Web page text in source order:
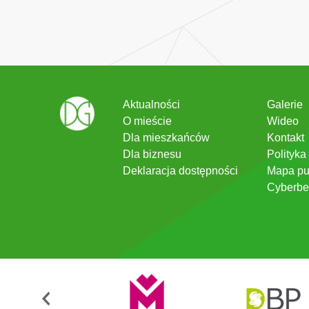
Aktualności
O mieście
Dla mieszkańców
Dla biznesu
Deklaracja dostępności
Galerie
Wideo
Kontakt
Mapa